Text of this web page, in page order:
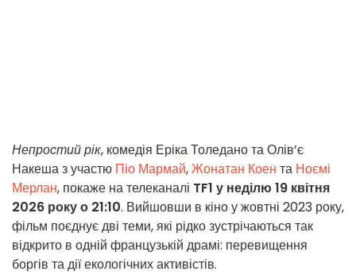
Непростий рік, комедія Еріка Толедано та Олів’є
Накеша з участю Піо Мармай,Жонатан Коен та Ноємі
Мерлан, покаже на телеканалі TF1 у неділю 19 квітня
2026 року о 21:10. Вийшовши в кіно у жовтні 2023 року,
фільм поєднує дві теми, які рідко зустрічаються так
відкрито в одній французькій драмі: перевищення
боргів та дії екологічних активістів.